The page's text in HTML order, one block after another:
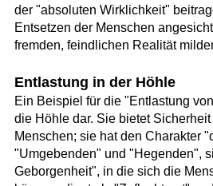
der "absoluten Wirklichkeit"
Entsetzen der Menschen
fremden, feindlichen Realität
Entlastung in der Höhle
Ein Beispiel für die "Entlastung
die Höhle dar. Sie bietet
Menschen; sie hat den Charakter
"Umgebenden" und "Hegenden",
Geborgenheit", in die sich die